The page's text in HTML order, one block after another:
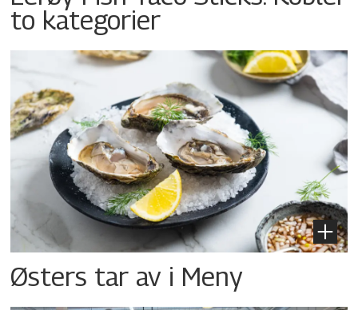
to kategorier
Østers tar av i Meny